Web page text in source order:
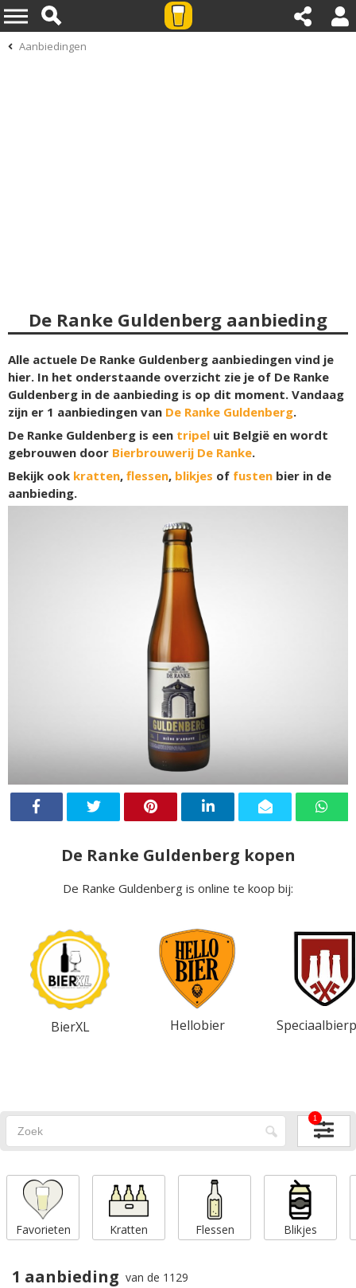
Aanbiedingen
De Ranke Guldenberg aanbieding
Alle actuele De Ranke Guldenberg aanbiedingen vind je
hier. In het onderstaande overzicht zie je of De Ranke
Guldenberg in de aanbieding is op dit moment. Vandaag
zijn er 1 aanbiedingen van De Ranke Guldenberg.
De Ranke Guldenberg is een tripel uit België en wordt
gebrouwen door Bierbrouwerij De Ranke.
Bekijk ook kratten, flessen, blikjes of fusten bier in de
aanbieding.
De Ranke Guldenberg kopen
De Ranke Guldenberg is online te koop bij:
BierXL Hellobier
1
Favorieten Kratten Flessen Blikjes
1 aanbieding van de 1129